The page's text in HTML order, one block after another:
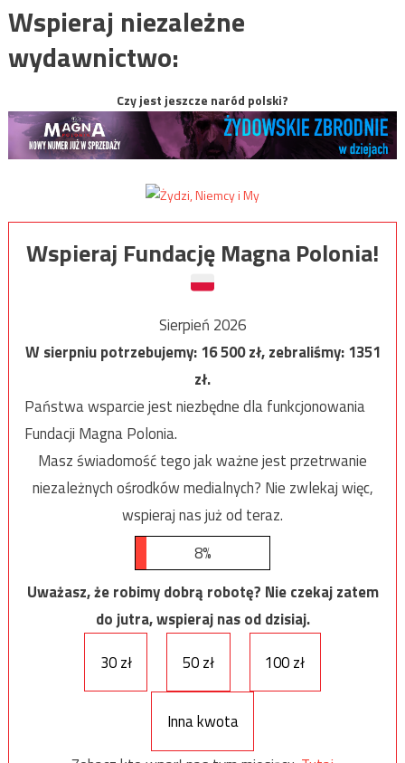
Wspieraj niezależne
wydawnictwo:
Czy jest jeszcze naród polski?
Wspieraj Fundację Magna Polonia!
Sierpień 2026
W sierpniu potrzebujemy:16 500zł, zebraliśmy:1351
zł.
Państwa wsparcie jest niezbędne dla funkcjonowania
Fundacji Magna Polonia.
Masz świadomość tego jak ważne jest przetrwanie
niezależnych ośrodków medialnych? Nie zwlekaj więc,
wspieraj nas już od teraz.
8%
Uważasz, że robimy dobrą robotę? Nie czekaj zatem
do jutra, wspieraj nas od dzisiaj.
30 zł
50 zł 100 zł
Inna kwota